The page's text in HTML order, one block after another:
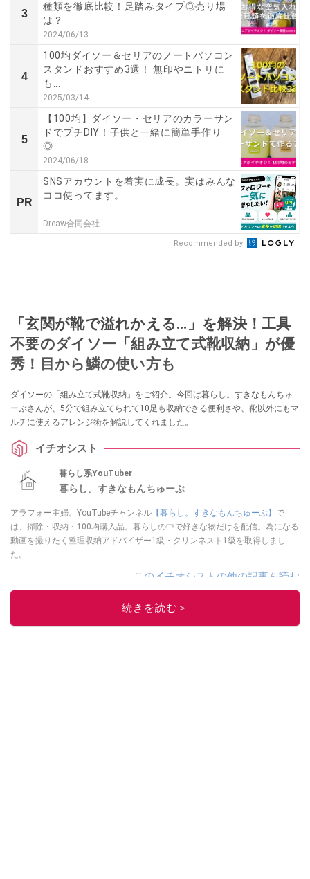
3
種類を徹底比較！足踏みタイプ◎売り場
は？
2024/06/13
4
100均ダイソー＆セリアのノートパソコン
スタンドおすすめ3選！ 無印やニトリに
も...
2025/03/14
5
【100均】ダイソー・セリアのカラーサン
ドでプチDIY！子供と一緒に簡単手作り
◎...
2024/06/18
PR
SNSアカウントを着実に成長。実はみんな
ココ使ってます。
Dreaw合同会社
Recommended by
「玄関が靴で溢れかえる…」を解決！工具
不要のダイソー「組み立て式靴収納」が優
秀！目から鱗の使い方も
ダイソーの「組み立て式靴収納」をご紹介。今回は暮らし。すきなもんちゅ
ーぶさんが、5分で組み立てられて10足も収納できる便利さや、靴以外にもマ
ルチに使えるアレンジ術を解説してくれました。
イチオシスト
暮らし系YouTuber
暮らし。すきなもんちゅーぶ
アラフォー主婦。YouTubeチャンネル 【暮らし。すきなもんちゅーぶ】 で
は、掃除・収納・100均購入品。暮らしの中で好きな物だけを配信。為になる
動画を撮りたく整理収納アドバイザー1級・クリンネスト1級を取得しまし
た。
このイチオシストの他の記事を読む
続きを読む＞